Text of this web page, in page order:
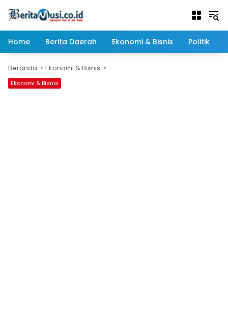
Home
Berita Daerah Ekonomi & Bisnis Politik
Beranda Ekonomi & Bisnis
Ekonomi & Bisnis